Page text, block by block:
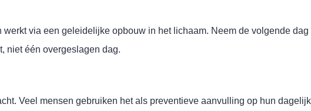
via een geleidelijke opbouw in het lichaam. Neem de volgende
niet één overgeslagen dag.
Veel mensen gebruiken het als preventieve aanvulling op hun